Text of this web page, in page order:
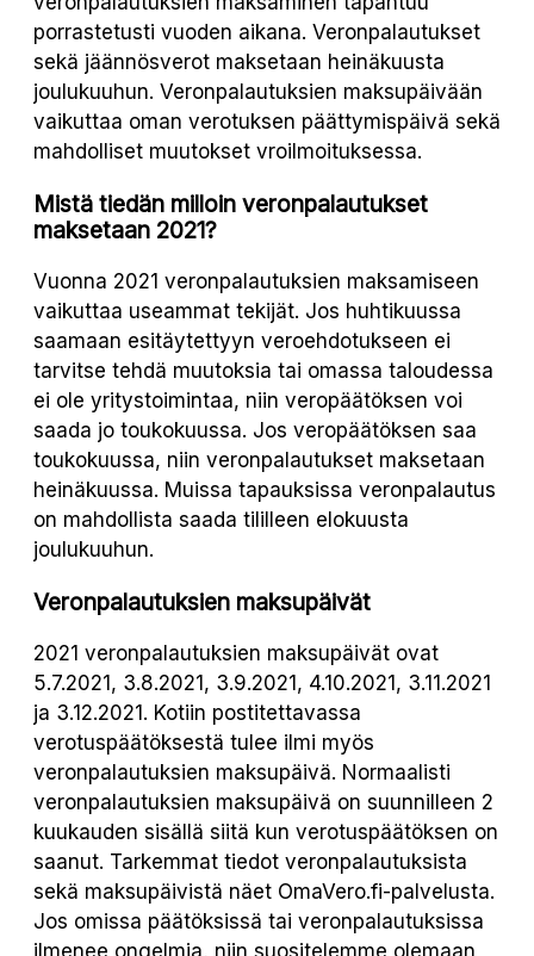
porrastetusti vuoden aikana. Veronpalautukset
sekä jäännösverot maksetaan heinäkuusta
joulukuuhun. Veronpalautuksien maksupäivään
vaikuttaa oman verotuksen päättymispäivä sekä
mahdolliset muutokset vroilmoituksessa.
Mistä tiedän milloin veronpalautukset
maksetaan 2021?
Vuonna 2021 veronpalautuksien maksamiseen
vaikuttaa useammat tekijät. Jos huhtikuussa
saamaan esitäytettyyn veroehdotukseen ei
tarvitse tehdä muutoksia tai omassa taloudessa
ei ole yritystoimintaa, niin veropäätöksen voi
saada jo toukokuussa. Jos veropäätöksen saa
toukokuussa, niin veronpalautukset maksetaan
heinäkuussa. Muissa tapauksissa veronpalautus
on mahdollista saada tililleen elokuusta
joulukuuhun.
Veronpalautuksien maksupäivät
2021 veronpalautuksien maksupäivät ovat
5.7.2021, 3.8.2021, 3.9.2021, 4.10.2021, 3.11.2021
ja 3.12.2021. Kotiin postitettavassa
verotuspäätöksestä tulee ilmi myös
veronpalautuksien maksupäivä. Normaalisti
veronpalautuksien maksupäivä on suunnilleen 2
kuukauden sisällä siitä kun verotuspäätöksen on
saanut. Tarkemmat tiedot veronpalautuksista
sekä maksupäivistä näet OmaVero.fi-palvelusta.
Jos omissa päätöksissä tai veronpalautuksissa